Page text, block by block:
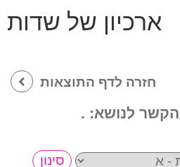
ארכיון של שדות
חזרה לדף התוצאות
.